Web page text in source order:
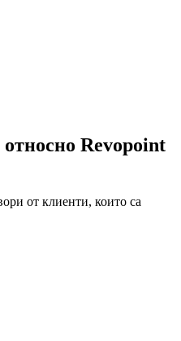
Revopoint
от клиенти, които са